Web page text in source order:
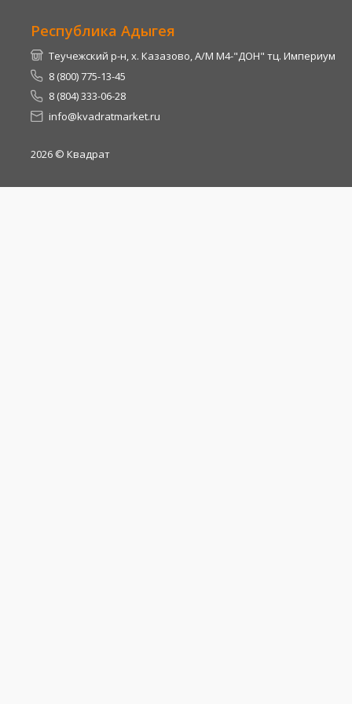
Республика Адыгея
Теучежский р-н, х. Казазово, А/М М4-"ДОН" тц. Империум
8 (800) 775-13-45
8 (804) 333-06-28
info@kvadratmarket.ru
2026 © Квадрат